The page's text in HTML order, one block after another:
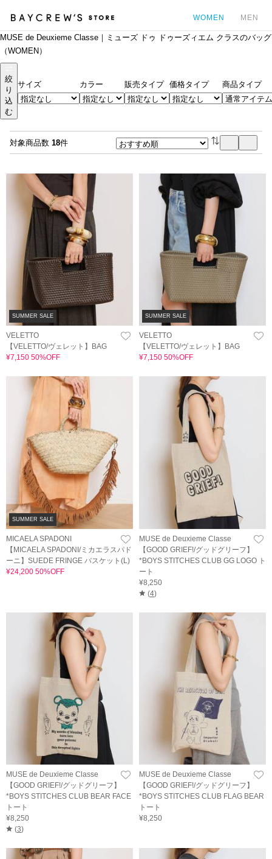
WOMEN MEN
MUSE de Deuxieme Classe｜ミューズ ドゥ ドゥーズィエム クラスのバッグ
（WOMEN）
絞
り
込
む
サイズ カラー 販売タイプ 価格タイプ 商品タイプ
対象商品数 18件
SUMMER SALE
VELETTO
【VELETTO/ヴェレット】BAG
¥7,150 50%OFF
SUMMER SALE
VELETTO
【VELETTO/ヴェレット】BAG
¥7,150 50%OFF
SUMMER SALE
MICAELA SPADONI
【MICAELA SPADONI/ミカエラスパド
ーニ】SUEDE FRINGE バスケット(L)
¥24,200 50%OFF
MUSE de Deuxieme Classe
【GOOD GRIEF!/グッドグリーフ】
*BOYS STITCHES CLUB GG LOGO ト
ート
¥8,250
(4)
MUSE de Deuxieme Classe
【GOOD GRIEF!/グッドグリーフ】
*BOYS STITCHES CLUB BEAR FACE
トート
¥8,250
(3)
MUSE de Deuxieme Classe
【GOOD GRIEF!/グッドグリーフ】
*BOYS STITCHES CLUB FLAG BEAR
トート
¥8,250